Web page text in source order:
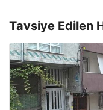
Tavsiye Edilen